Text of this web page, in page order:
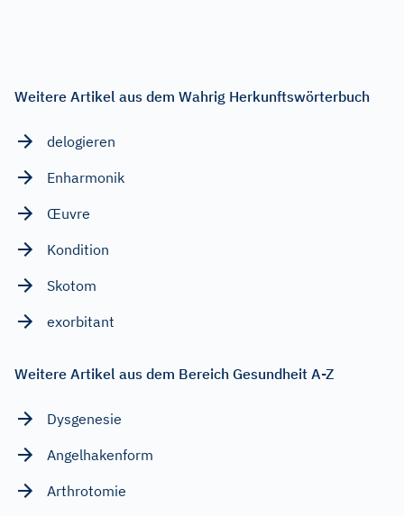
Weitere Artikel aus dem Wahrig Herkunftswörterbuch
delogieren
Enharmonik
Œuvre
Kondition
Skotom
exorbitant
Weitere Artikel aus dem Bereich Gesundheit A-Z
Dysgenesie
Angelhakenform
Arthrotomie